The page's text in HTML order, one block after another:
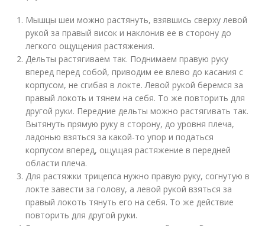
Мышцы шеи можно растянуть, взявшись сверху левой
рукой за правый висок и наклонив ее в сторону до
легкого ощущения растяжения.
Дельты растягиваем так. Поднимаем правую руку
вперед перед собой, приводим ее влево до касания с
корпусом, не сгибая в локте. Левой рукой беремся за
правый локоть и тянем на себя. То же повторить для
другой руки. Передние дельты можно растягивать так.
Вытянуть прямую руку в сторону, до уровня плеча,
ладонью взяться за какой-то упор и податься
корпусом вперед, ощущая растяжение в передней
области плеча.
Для растяжки трицепса нужно правую руку, согнутую в
локте завести за голову, а левой рукой взяться за
правый локоть тянуть его на себя. То же действие
повторить для другой руки.